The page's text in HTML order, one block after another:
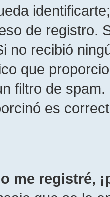
de registro.
no recibió
que
filtro de
es
me registré,